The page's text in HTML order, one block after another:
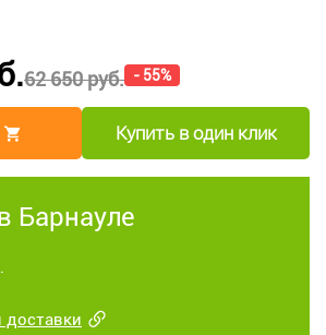
62 650 руб. - 55%
Купить в один клик
Барнауле